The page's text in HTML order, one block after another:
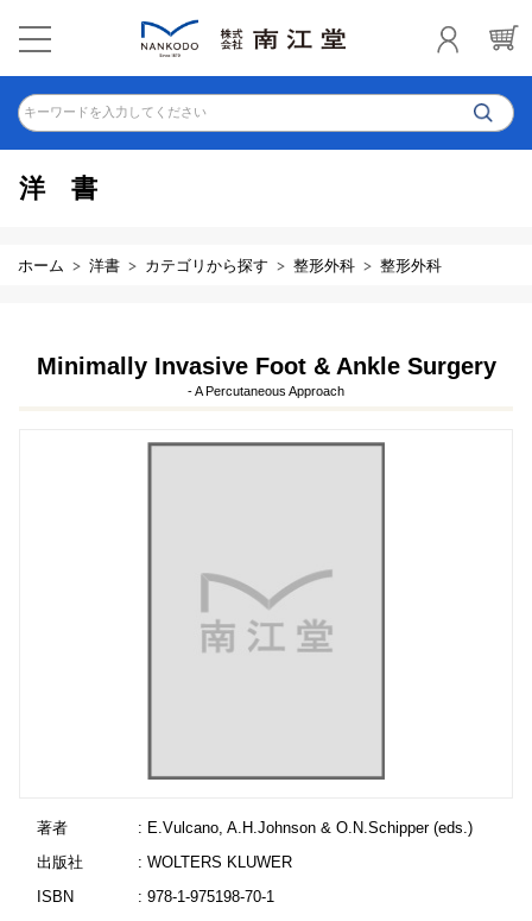
キーワードを入力してください
洋書
ホーム 洋書 カテゴリから探す 整形外科 整形外科
Minimally Invasive Foot & Ankle Surgery
- A Percutaneous Approach
著者
: E.Vulcano, A.H.Johnson & O.N.Schipper (eds.)
出版社
: WOLTERS KLUWER
ISBN
: 978-1-975198-70-1